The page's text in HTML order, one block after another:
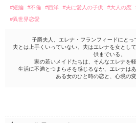
#短編 #不倫 #西洋 #夫に愛人の子供 #大人の恋
#異世界恋愛
子爵夫人、エレナ・フランフィードにとっ
夫とは上手くいっていない。夫はエレナを女とし
供までいる。
家の若いメイドたちは、そんなエレナを
生活に不満とつまらさを感じるなか、エレナは
ある女のひと時の恋と、心境の変